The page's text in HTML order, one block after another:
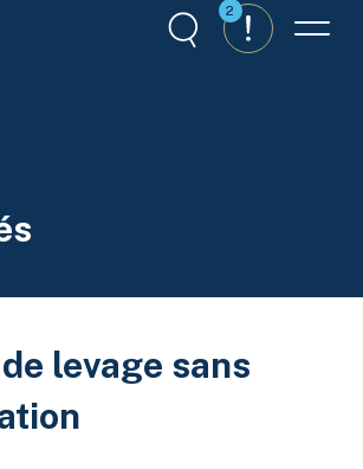
RechercheAlertes
2
Menu
levage sans